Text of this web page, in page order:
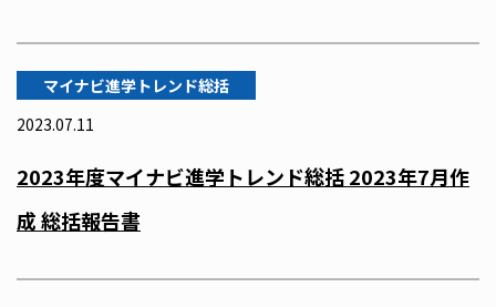
マイナビ進学トレンド総括
2023.07.11
2023年度マイナビ進学トレンド総括 2023年7月作
成 総括報告書